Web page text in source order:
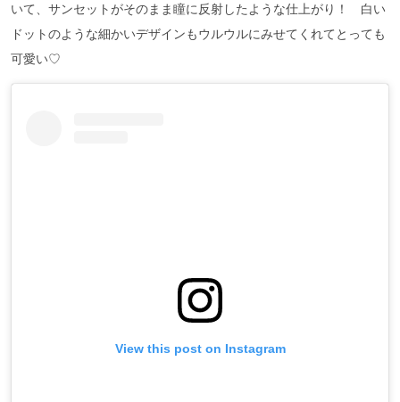
いて、サンセットがそのまま瞳に反射したような仕上がり！ 白い
ドットのような細かいデザインもウルウルにみせてくれてとっても
可愛い♡
View this post on Instagram